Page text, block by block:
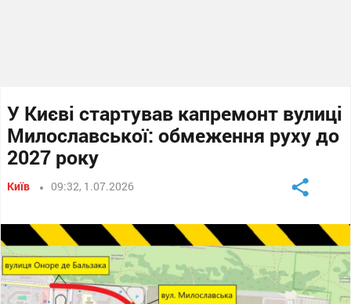
У Києві стартував капремонт вулиці
Милославської: обмеження руху до
2027 року
Київ 09:32, 1.07.2026